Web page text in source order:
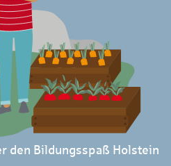
den Bildungsspaß Holstein